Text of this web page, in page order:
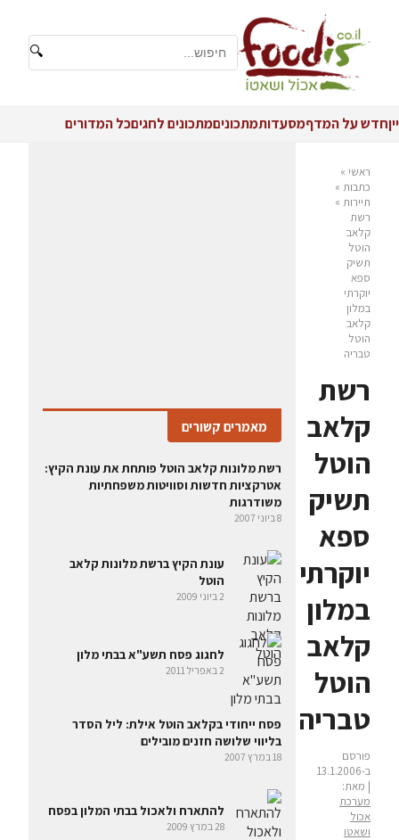
🔍
ייןחדש על המדףמסעדותמתכוניםמתכונים לחגיםכל המדורים
ראשי »
כתבות »
תיירות »
רשת
קלאב
הוטל
תשיק
ספא
יוקרתי
במלון
קלאב
הוטל
טבריה
רשת
קלאב
הוטל
תשיק
ספא
יוקרתי
במלון
קלאב
הוטל
טבריה
פורסם
ב-13.1.2006
| מאת:
מערכת
אכול
ושאטו
מאמרים קשורים
רשת מלונות קלאב הוטל פותחת את עונת הקיץ:
אטרקציות חדשות וסוויטות משפחתיות
משודרגות
8 ביוני 2007
עונת הקיץ ברשת מלונות קלאב
הוטל
2 ביוני 2009
לחגוג פסח תשע"א בבתי מלון
2 באפריל 2011
פסח ייחודי בקלאב הוטל אילת: ליל הסדר
בליווי שלושה חזנים מובילים
18 במרץ 2007
להתארח ולאכול בבתי המלון בפסח
28 במרץ 2009